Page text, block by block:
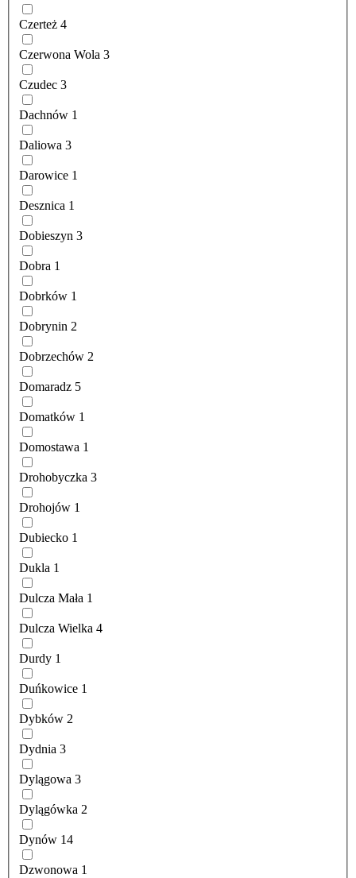
Czerteż 4
Czerwona Wola 3
Czudec 3
Dachnów 1
Daliowa 3
Darowice 1
Desznica 1
Dobieszyn 3
Dobra 1
Dobrków 1
Dobrynin 2
Dobrzechów 2
Domaradz 5
Domatków 1
Domostawa 1
Drohobyczka 3
Drohojów 1
Dubiecko 1
Dukla 1
Dulcza Mała 1
Dulcza Wielka 4
Durdy 1
Duńkowice 1
Dybków 2
Dydnia 3
Dylągowa 3
Dylągówka 2
Dynów 14
Dzwonowa 1